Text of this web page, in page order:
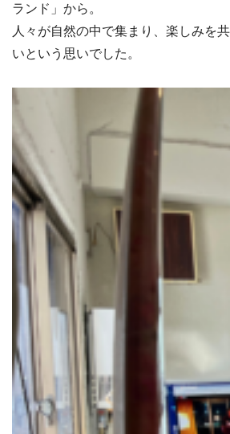
ランド」から。
人々が自然の中で集まり、楽しみを
いという思いでした。